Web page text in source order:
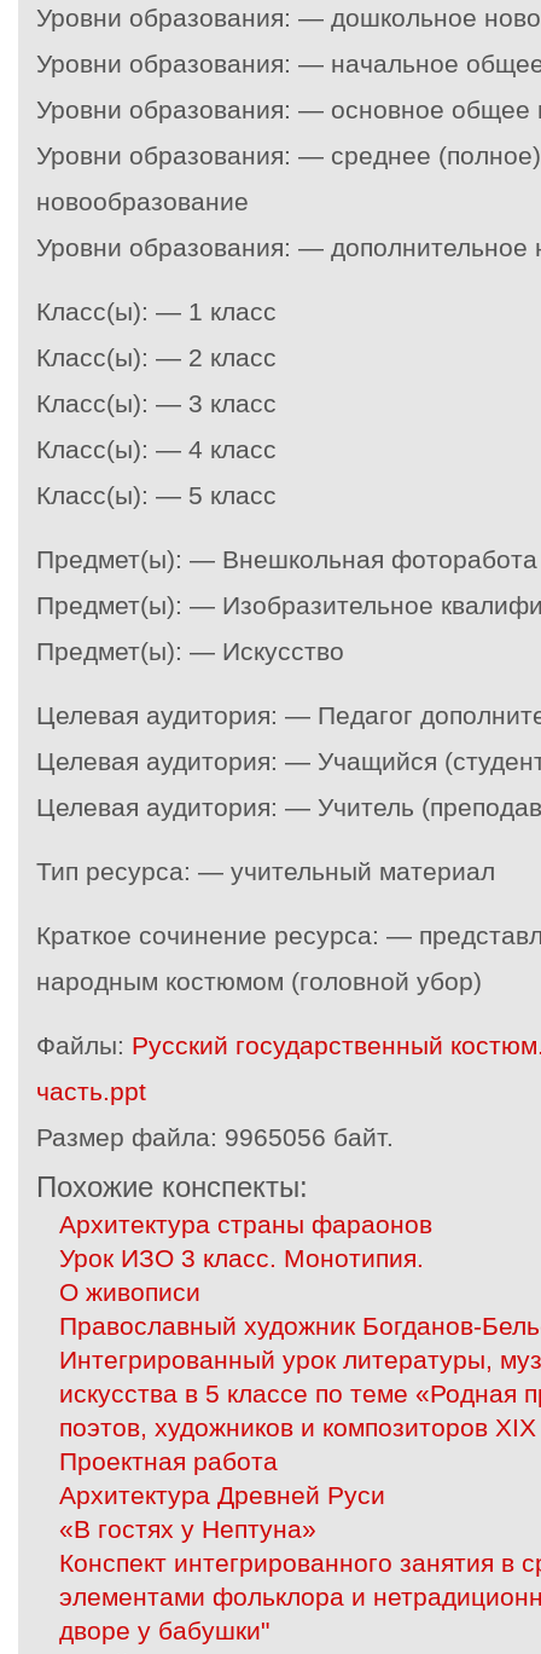
Уровни образования: — дошкольное
Уровни образования: — начальное
Уровни образования: — основное общее
Уровни образования: — среднее
новообразование
Уровни образования: — дополнительное
Класс(ы): — 1 класс
Класс(ы): — 2 класс
Класс(ы): — 3 класс
Класс(ы): — 4 класс
Класс(ы): — 5 класс
Предмет(ы): — Внешкольная фоторабота
Предмет(ы): — Изобразительное
Предмет(ы): — Искусство
Целевая аудитория: — Педагог
Целевая аудитория: — Учащийся
Целевая аудитория: — Учитель
Тип ресурса: — учительный материал
Краткое сочинение ресурса: —
народным костюмом (головной убор)
Файлы: Русский государственный
часть.ppt
Размер файла: 9965056 байт.
Похожие конспекты:
Архитектура страны фараонов
Урок ИЗО 3 класс. Монотипия.
О живописи
Православный художник Богданов-
Интегрированный урок литературы,
искусства в 5 классе по теме «Родная
поэтов, художников и композиторов
Проектная работа
Архитектура Древней Руси
«В гостях у Нептуна»
Конспект интегрированного занятия в
элементами фольклора и
дворе у бабушки"